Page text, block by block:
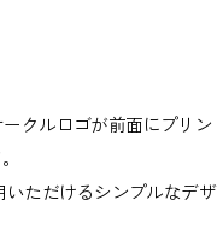
クルロゴが前面にプリン
ただけるシンプルなデザ